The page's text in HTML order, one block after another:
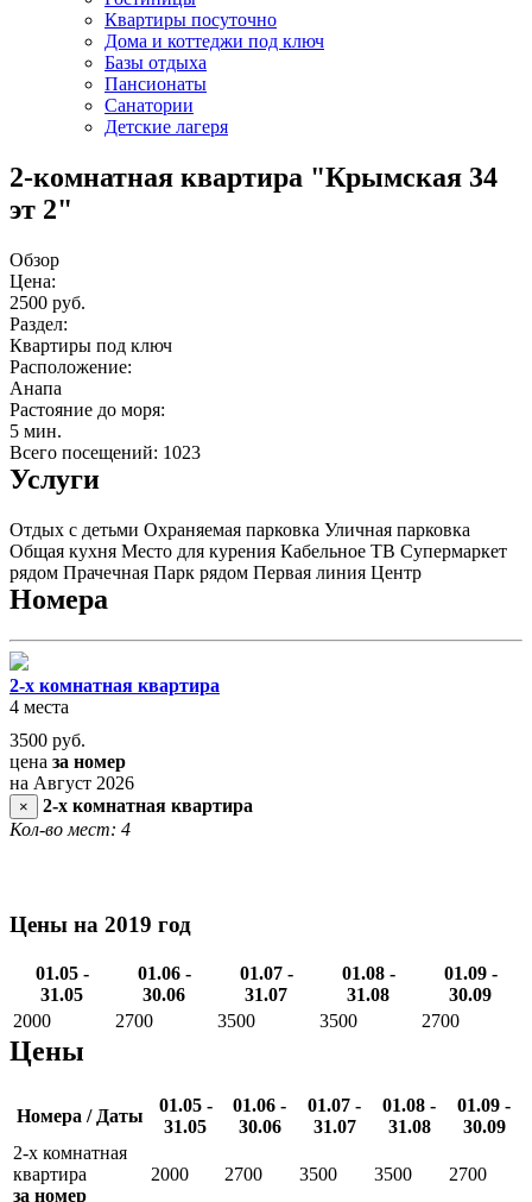
Квартиры посуточно
Дома и коттеджи под ключ
Базы отдыха
Пансионаты
Санатории
Детские лагеря
2-комнатная квартира "Крымская 34
эт 2"
Обзор
Цена:
2500 руб.
Раздел:
Квартиры под ключ
Расположение:
Анапа
Растояние до моря:
5 мин.
Всего посещений: 1023
Услуги
Отдых с детьми Охраняемая парковка Уличная парковка
Общая кухня Место для курения Кабельное ТВ Супермаркет
рядом Прачечная Парк рядом Первая линия Центр
Номера
2-х комнатная квартира
4 места
3500 руб.
цена за номер
на Август 2026
×
2-х комнатная квартира
Кол-во мест: 4
Цены на 2019 год
01.05 -
31.05
01.06 -
30.06
01.07 -
31.07
01.08 -
31.08
01.09 -
30.09
2000
2700 3500 3500 2700
Цены
Номера / Даты
01.05 -
31.05
01.06 -
30.06
01.07 -
31.07
01.08 -
31.08
01.09 -
30.09
2-х комнатная
квартира
за номер
2000 2700 3500 3500 2700